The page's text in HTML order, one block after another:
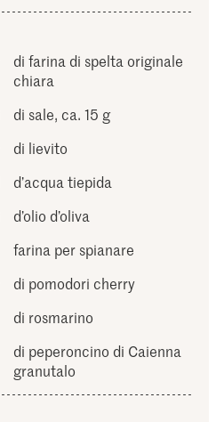
di farina di spelta originale
chiara
di sale, ca. 15 g
di lievito
d’acqua tiepida
d’olio d’oliva
farina per spianare
di pomodori cherry
di rosmarino
di peperoncino di Caienna
granutalo